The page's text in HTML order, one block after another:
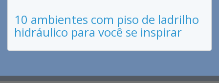
10 ambientes com piso de ladrilho
hidráulico para você se inspirar